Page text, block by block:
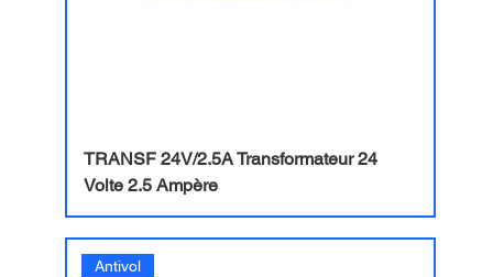
TRANSF 24V/2.5A Transformateur 24
Volte 2.5 Ampère
Antivol